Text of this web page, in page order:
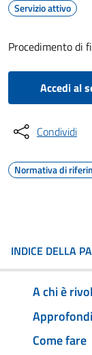
Servizio attivo
Procedimento di
Accedi al
Condividi
Normativa di
INDICE DELLA
A chi è
Come fare